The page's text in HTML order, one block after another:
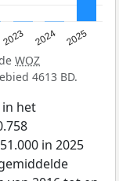
2023 2024 2025
WOZ
4613 BD.
het
in 2025